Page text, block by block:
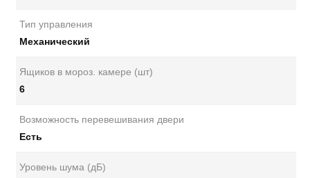
Тип управления
Механический
Ящиков в мороз. камере (шт)
6
Возможность перевешивания двери
Есть
Уровень шума (дБ)